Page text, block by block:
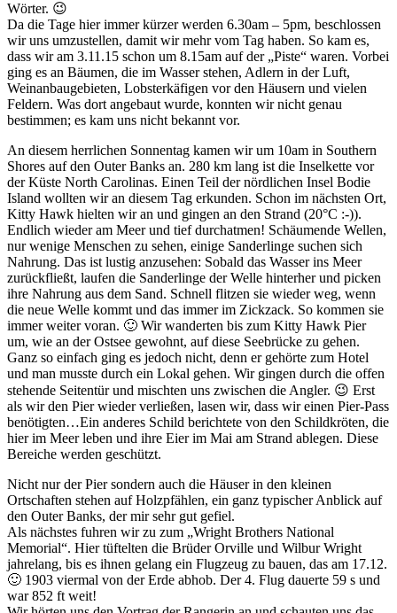
Wörter. 😉
Da die Tage hier immer kürzer werden 6.30am – 5pm, beschlossen
wir uns umzustellen, damit wir mehr vom Tag haben. So kam es,
dass wir am 3.11.15 schon um 8.15am auf der „Piste“ waren. Vorbei
ging es an Bäumen, die im Wasser stehen, Adlern in der Luft,
Weinanbaugebieten, Lobsterkäfigen vor den Häusern und vielen
Feldern. Was dort angebaut wurde, konnten wir nicht genau
bestimmen; es kam uns nicht bekannt vor.
An diesem herrlichen Sonnentag kamen wir um 10am in Southern
Shores auf den Outer Banks an. 280 km lang ist die Inselkette vor
der Küste North Carolinas. Einen Teil der nördlichen Insel Bodie
Island wollten wir an diesem Tag erkunden. Schon im nächsten Ort,
Kitty Hawk hielten wir an und gingen an den Strand (20°C :-)).
Endlich wieder am Meer und tief durchatmen! Schäumende Wellen,
nur wenige Menschen zu sehen, einige Sanderlinge suchen sich
Nahrung. Das ist lustig anzusehen: Sobald das Wasser ins Meer
zurückfließt, laufen die Sanderlinge der Welle hinterher und picken
ihre Nahrung aus dem Sand. Schnell flitzen sie wieder weg, wenn
die neue Welle kommt und das immer im Zickzack. So kommen sie
immer weiter voran. 🙂 Wir wanderten bis zum Kitty Hawk Pier
um, wie an der Ostsee gewohnt, auf diese Seebrücke zu gehen.
Ganz so einfach ging es jedoch nicht, denn er gehörte zum Hotel
und man musste durch ein Lokal gehen. Wir gingen durch die offen
stehende Seitentür und mischten uns zwischen die Angler. 😉 Erst
als wir den Pier wieder verließen, lasen wir, dass wir einen Pier-Pass
benötigten…Ein anderes Schild berichtete von den Schildkröten, die
hier im Meer leben und ihre Eier im Mai am Strand ablegen. Diese
Bereiche werden geschützt.
Nicht nur der Pier sondern auch die Häuser in den kleinen
Ortschaften stehen auf Holzpfählen, ein ganz typischer Anblick auf
den Outer Banks, der mir sehr gut gefiel.
Als nächstes fuhren wir zu zum „Wright Brothers National
Memorial“. Hier tüftelten die Brüder Orville und Wilbur Wright
jahrelang, bis es ihnen gelang ein Flugzeug zu bauen, das am 17.12.
🙂 1903 viermal von der Erde abhob. Der 4. Flug dauerte 59 s und
war 852 ft weit!